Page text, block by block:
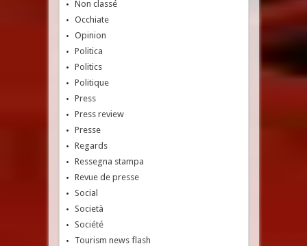
Non classé
Occhiate
Opinion
Politica
Politics
Politique
Press
Press review
Presse
Regards
Ressegna stampa
Revue de presse
Social
Società
Société
Tourism news flash